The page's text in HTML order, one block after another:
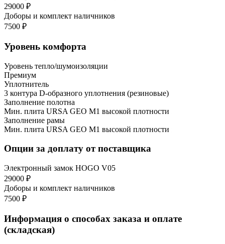
29000 ₽
Доборы и комплект наличников
7500 ₽
Уровень комфорта
Уровень тепло/шумоизоляции
Премиум
Уплотнитель
3 контура D-образного уплотнения (резиновые)
Заполнение полотна
Мин. плита URSA GEO М1 высокой плотности
Заполнение рамы
Мин. плита URSA GEO М1 высокой плотности
Опции за доплату от поставщика
Электронный замок HOGO V05
29000 ₽
Доборы и комплект наличников
7500 ₽
Информация о способах заказа и оплате
(складская)